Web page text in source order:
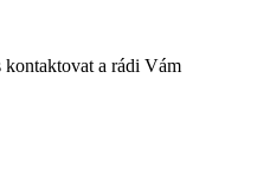
kontaktovat a rádi Vám